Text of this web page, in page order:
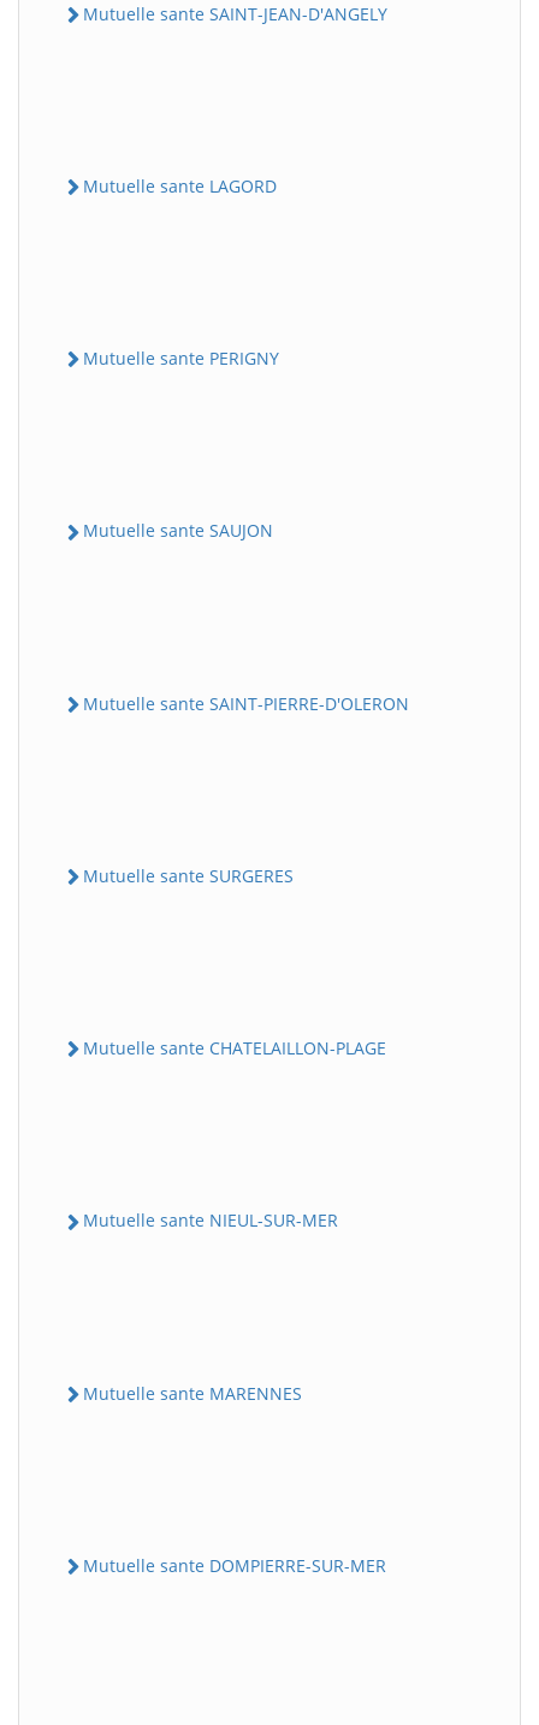
Mutuelle sante SAINT-JEAN-D'ANGELY
Mutuelle sante LAGORD
Mutuelle sante PERIGNY
Mutuelle sante SAUJON
Mutuelle sante SAINT-PIERRE-D'OLERON
Mutuelle sante SURGERES
Mutuelle sante CHATELAILLON-PLAGE
Mutuelle sante NIEUL-SUR-MER
Mutuelle sante MARENNES
Mutuelle sante DOMPIERRE-SUR-MER